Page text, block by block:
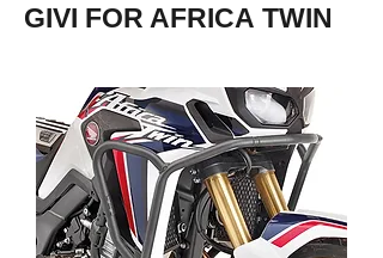
GIVI FOR AFRICA TWIN